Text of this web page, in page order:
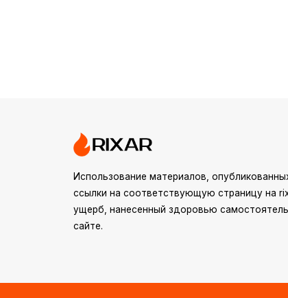
Использование материалов,
ссылки на соответствующую страницу на
ущерб, нанесенный здоровью
сайте.